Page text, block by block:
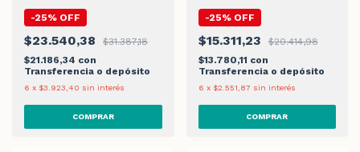
-25% OFF
$23.540,38
$31.387,18
$21.186,34 con
Transferencia o depósito
6 x $3.923,40 sin interés
-25% OFF
$15.311,23
$20.414,98
$13.780,11 con
Transferencia o depósito
6 x $2.551,87 sin interés